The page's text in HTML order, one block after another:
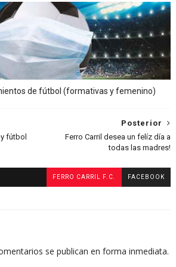
de fútbol (formativas y femenino)
Posterior
Ferro Carril desea un felíz día a
todas las madres!
fútbol
FERRO CARRIL F.C. FACEBOOK
se publican en forma inmediata.